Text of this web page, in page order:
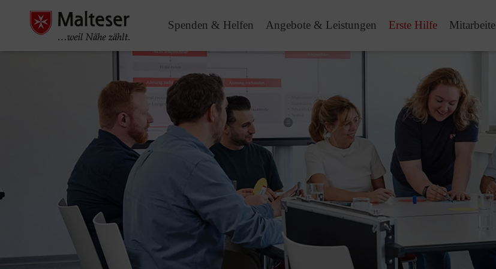
Spenden & Helfen Angebote & Leistungen Erste Hilfe